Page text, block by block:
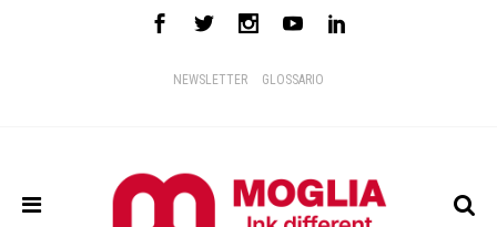
NEWSLETTER GLOSSARIO